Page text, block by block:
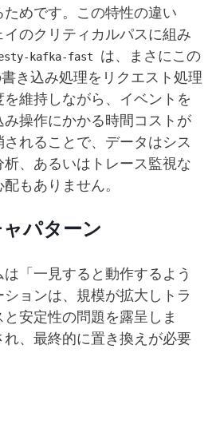
めです。この特性の違い
のクリティカルパスに組み
kafka-fast
は、まさにこの
き込み処理をリクエスト処理
維持しながら、イベントを
操作にかかる時間コストが
れることで、データはシス
、あるいはトレース監視な
もありません。
パターン
「一見すると動作するよう
ョンは、規模が拡大しトラ
安定性の問題を露呈しま
、最終的に置き換えが必要